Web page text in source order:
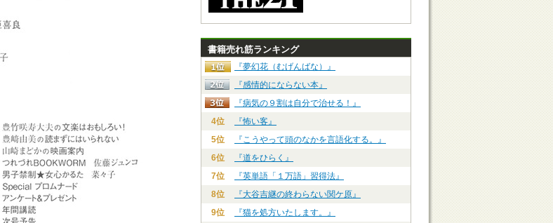
書籍売れ筋ランキング
『夢幻花（むげんばな）』
『感情的にならない本』
『病気の９割は自分で治せる！』
4位
『怖い客』
5位
『こうやって頭のなかを言語化する。』
6位
『道をひらく』
7位
『英単語「１万語」習得法』
8位
『大谷吉継の終わらない関ケ原』
9位
『猫を処方いたします。』